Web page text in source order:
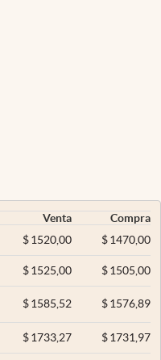
Venta
Compra
$ 1520,00 $1470,00
$ 1525,00 $1505,00
$ 1585,52 $1576,89
$ 1733,27 $1731,97